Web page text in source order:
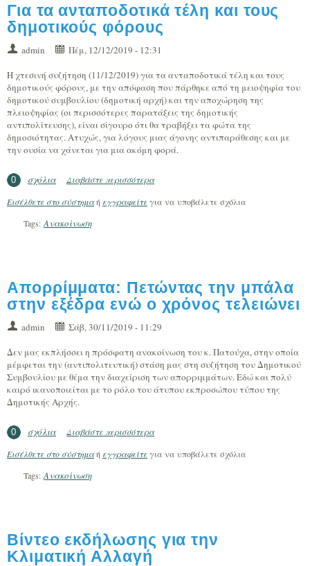
Για τα ανταποδοτικά τέλη και τους
δημοτικούς φόρους
admin
Πέμ, 12/12/2019 - 12:31
Η χτεσινή συζήτηση (11/12/2019) για τα ανταποδοτικά τέλη και τους
δημοτικούς φόρους, με την απόφαση που πάρθηκε από τη μειοψηφία του
δημοτικού συμβουλίου (δημοτική αρχή) και την αποχώρηση της
πλειοψηφίας (οι περισσότερες παρατάξεις της δημοτικής
αντιπολίτευσης), είναι σίγουρο ότι θα τραβήξει τα φώτα της
δημοσιότητας. Ατυχώς, για λόγους μιας άγονης αντιπαράθεσης και με
την ουσία να χάνεται για μια ακόμη φορά.
0 σχόλια Διαβάστε περισσότεραγια Για τα ανταποδοτικά τέλη και τους
Εισέλθετε στο σύστημαή εγγραφείτεγια να υποβάλετε σχόλια
Tags: Ανακοίνωση
Απορρίμματα: Πετώντας την μπάλα
στην εξέδρα ενώ ο χρόνος τελειώνει
admin
Σάβ, 30/11/2019 - 11:29
Δεν μας εκπλήσσει η πρόσφατη ανακοίνωση του κ. Πατούχα, στην οποία
μέμφεται την (αντιπολιτευτική) στάση μας στη συζήτηση του Δημοτικού
Συμβουλίου με θέμα την διαχείριση των απορριμμάτων. Εδώ και πολύ
καιρό ικανοποιείται με το ρόλο του άτυπου εκπροσώπου τύπου της
Δημοτικής Αρχής.
0 σχόλια Διαβάστε περισσότεραγια Απορρίμματα: Πετώντας την μπάλα
Εισέλθετε στο σύστημαή εγγραφείτεγια να υποβάλετε σχόλια
Tags: Ανακοίνωση
Βίντεο εκδήλωσης για την
Κλιματική Αλλαγή